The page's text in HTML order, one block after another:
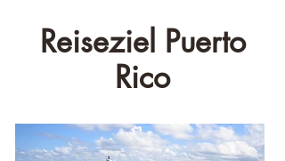
Reiseziel Puerto
Rico